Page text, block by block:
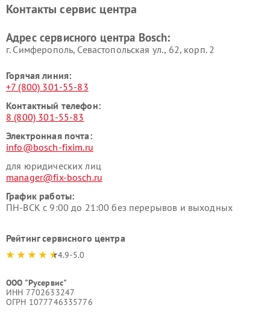
Ремонт сушильных автоматовРемонт морозильных камер
Контакты сервис центра
Адрес сервисного центра Bosch:
г. Симферополь, Севастопольская ул., 62, корп. 2
Горячая линия:
+7 (800) 301-55-83
Контактный телефон:
8 (800) 301-55-83
Электронная почта:
info@bosch-fixim.ru
для юридических лиц
manager@fix-bosch.ru
График работы:
ПН-ВСК с 9:00 до 21:00 без перерывов и выходных
Рейтинг сервисного центра
4.9-5.0
ООО "Русервис"
ИНН 7702633247
ОГРН 1077746335776